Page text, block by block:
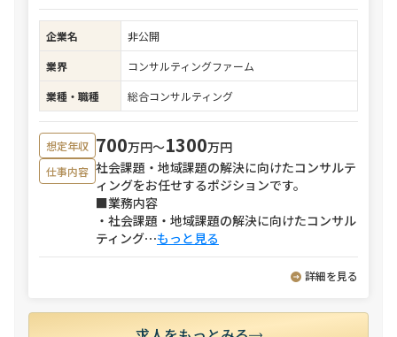
企業名
非公開
業界
コンサルティングファーム
業種・職種
総合コンサルティング
想定年収 700万円〜1300万円
仕事内容 社会課題・地域課題の解決に向けたコンサルテ
ィングをお任せするポジションです。
■業務内容
・社会課題・地域課題の解決に向けたコンサル
ティング⋯もっと見る
詳細を見る